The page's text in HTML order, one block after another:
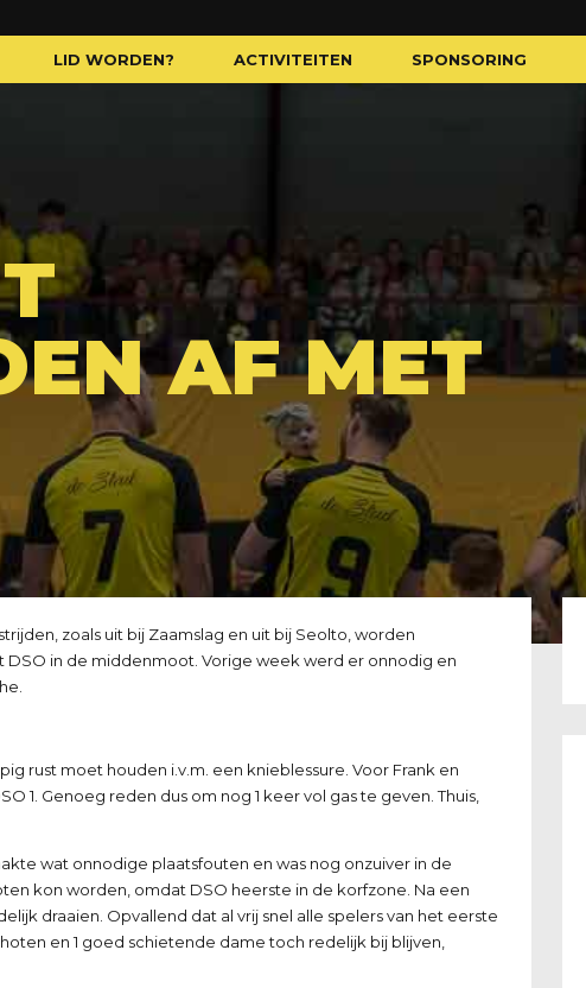
LID WORDEN? ACTIVITEITEN SPONSORING
AF MET
zoals uit bij Zaamslag en uit bij Seolto, worden
in de middenmoot. Vorige week werd er onnodig en
rust moet houden i.v.m. een knieblessure. Voor Frank en
1. Genoeg reden dus om nog 1 keer vol gas te geven. Thuis,
wat onnodige plaatsfouten en was nog onzuiver in de
kon worden, omdat DSO heerste in de korfzone. Na een
draaien. Opvallend dat al vrij snel alle spelers van het eerste
en 1 goed schietende dame toch redelijk bij blijven,